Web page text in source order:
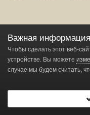
Важная информация
Чтобы сделать этот веб-
устройстве. Вы можете
случае мы будем считать,